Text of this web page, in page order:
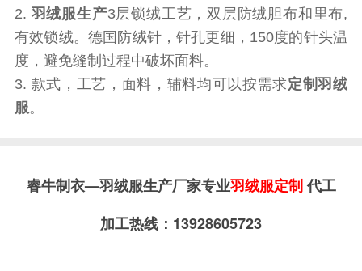
2. 羽绒服生产3层锁绒工艺，双层防绒胆布和里布,
有效锁绒。德国防绒针，针孔更细，150度的针头温
度，避免缝制过程中破坏面料。
3. 款式，工艺，面料，辅料均可以按需求定制羽绒
服。
睿牛制衣—羽绒服生产厂家专业羽绒服定制 代工
加工热线：13928605723